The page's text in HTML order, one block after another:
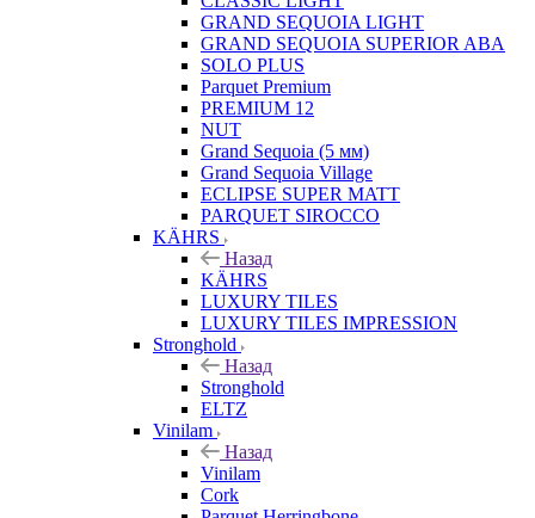
GRAND SEQUOIA LIGHT
GRAND SEQUOIA SUPERIOR ABA
SOLO PLUS
Parquet Premium
PREMIUM 12
NUT
Grand Sequoia (5 мм)
Grand Sequoia Village
ECLIPSE SUPER MATT
PARQUET SIROCCO
KÄHRS
Назад
KÄHRS
LUXURY TILES
LUXURY TILES IMPRESSION
Stronghold
Назад
Stronghold
ELTZ
Vinilam
Назад
Vinilam
Cork